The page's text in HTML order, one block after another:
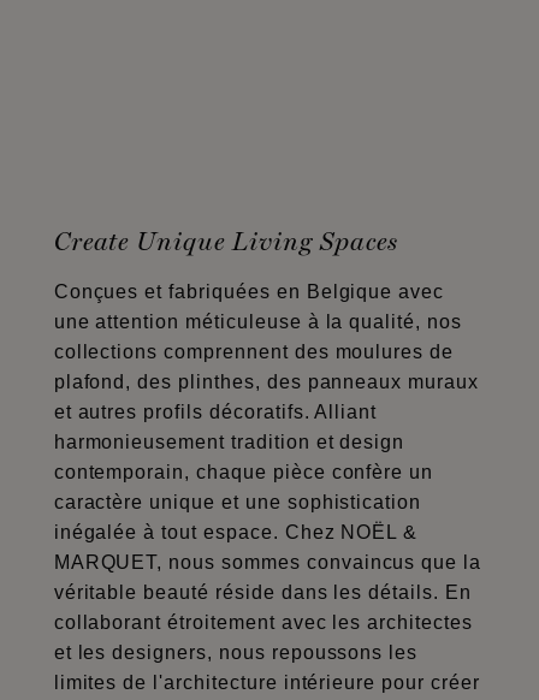
Create Unique Living Spaces
Conçues et fabriquées en Belgique avec
une attention méticuleuse à la qualité, nos
collections comprennent des moulures de
plafond, des plinthes, des panneaux muraux
et autres profils décoratifs. Alliant
harmonieusement tradition et design
contemporain, chaque pièce confère un
caractère unique et une sophistication
inégalée à tout espace. Chez NOËL &
MARQUET, nous sommes convaincus que la
véritable beauté réside dans les détails. En
collaborant étroitement avec les architectes
et les designers, nous repoussons les
limites de l'architecture intérieure pour créer